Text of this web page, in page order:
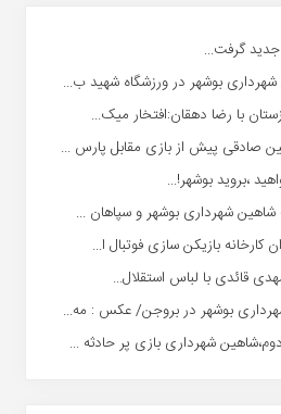
جدید گرفت...
بوشهر در ورزشگاه شهید ب...
با رضا دهقان:افتخار میک...
صادقی پیش از بازی مقابل پارس ...
،بروید بوشهر!...
شاهین شهردارى بوشهر و سپاهان ...
کارخانه بازیکن سازی فوتبال ا...
قائدی با لباس استقلال...
بوشهر در بروجن/ عکس : مه...
شهرداری بازی پر حادثه ...